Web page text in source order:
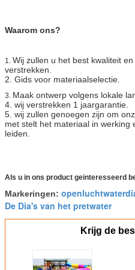
Waarom ons?
1. Wij zullen u het best kwaliteit en
verstrekken.
2. Gids voor materiaalselectie.
3. Maak ontwerp volgens lokale
4. wij verstrekken 1 jaargarantie.
5. wij zullen genoegen zijn om
met stelt het materiaal in
leiden.
Als u in ons product geinteresseerd
Markeringen:
De Dia's van het pretwater
Krijg de